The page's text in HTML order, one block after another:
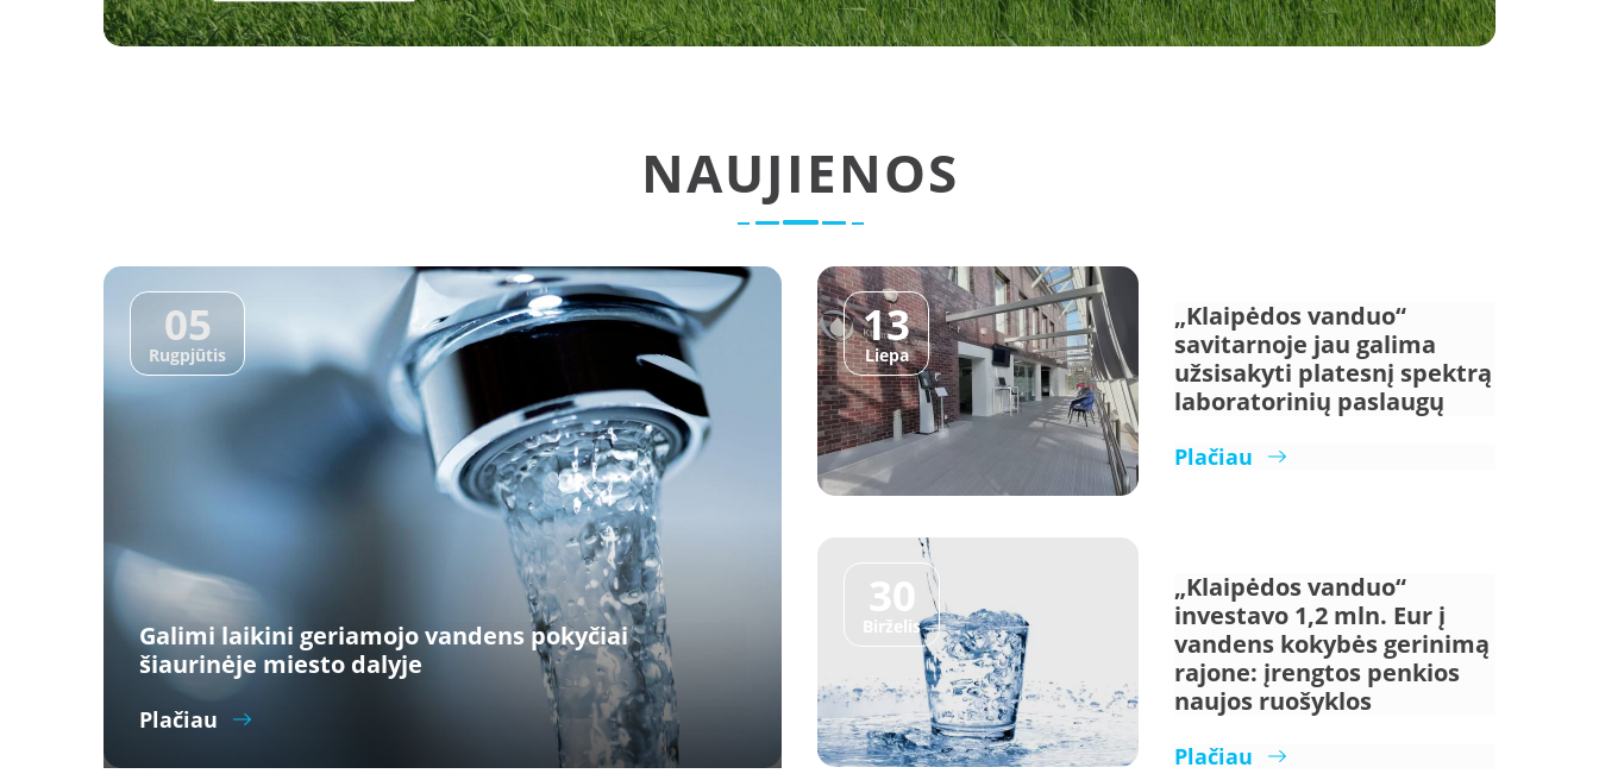
NAUJIENOS
05
Rugpjūtis
Galimi laikini geriamojo vandens pokyčiai
šiaurinėje miesto dalyje
Plačiau
13
Liepa
„Klaipėdos vanduo“
savitarnoje jau galima
užsisakyti platesnį spektrą
laboratorinių paslaugų
Plačiau
30
Birželis
„Klaipėdos vanduo“
investavo 1,2 mln. Eur į
vandens kokybės gerinimą
rajone: įrengtos penkios
naujos ruošyklos
Plačiau